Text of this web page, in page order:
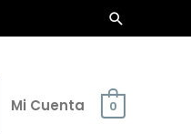
Buscar
Mi Cuenta 0